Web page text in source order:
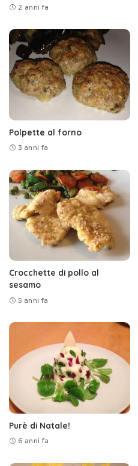
2 anni fa
Polpette al forno
3 anni fa
Crocchette di pollo al
sesamo
5 anni fa
Purè di Natale!
6 anni fa